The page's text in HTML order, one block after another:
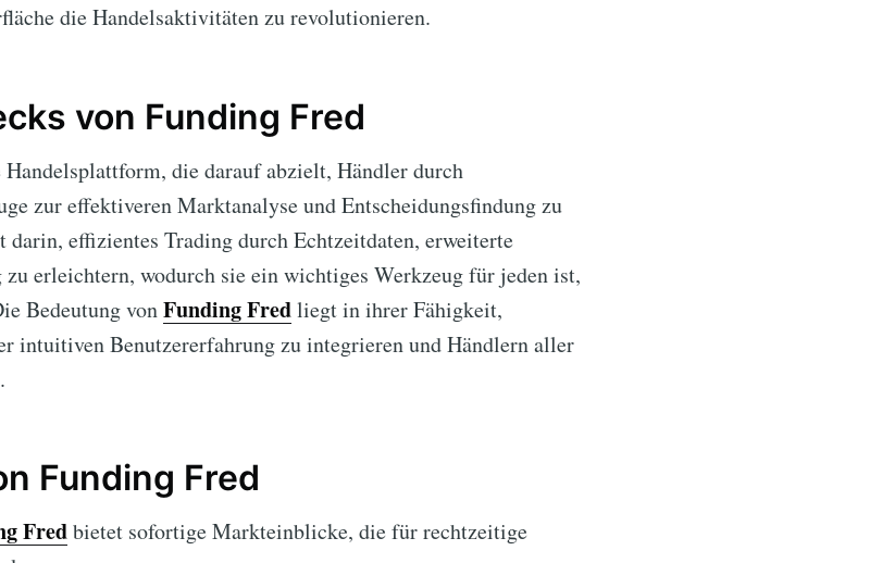
die Handelsaktivitäten zu revolutionieren.
von Funding Fred
Handelsplattform, die darauf abzielt, Händler durch
zur effektiveren Marktanalyse und Entscheidungsfindung zu
effizientes Trading durch Echtzeitdaten, erweiterte
erleichtern, wodurch sie ein wichtiges Werkzeug für jeden ist,
Bedeutung vonFunding Fredliegt in ihrer Fähigkeit,
intuitiven Benutzererfahrung zu integrieren und Händlern aller
Funding Fred
Fredbietet sofortige Markteinblicke, die für rechtzeitige